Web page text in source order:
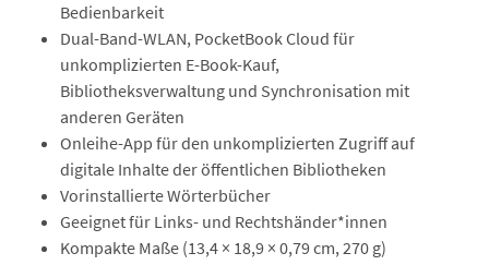
Bedienbarkeit
Dual-Band-WLAN, PocketBook Cloud für
unkomplizierten E-Book-Kauf,
Bibliotheksverwaltung und Synchronisation mit
anderen Geräten
Onleihe-App für den unkomplizierten Zugriff auf
digitale Inhalte der öffentlichen Bibliotheken
Vorinstallierte Wörterbücher
Geeignet für Links- und Rechtshänder*innen
Kompakte Maße (13,4 × 18,9 × 0,79 cm, 270 g)